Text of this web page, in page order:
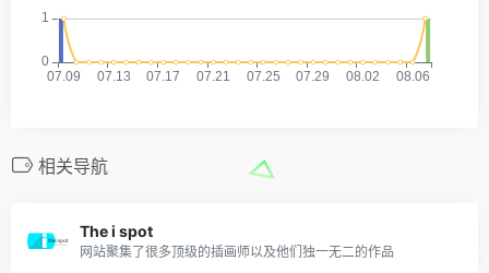
相关导航
The i spot
网站聚集了很多顶级的插画师以及他们独一无二的作品